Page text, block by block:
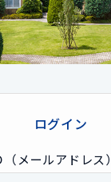
ログイン
メールアドレス）